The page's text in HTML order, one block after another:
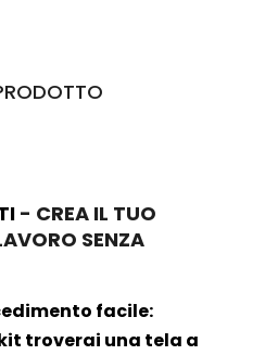
- CREA IL TUO
SENZA
facile:
troverai una tela a